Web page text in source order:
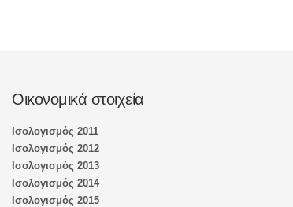
Οικονομικά στοιχεία
Ισολογισμός 2011
Ισολογισμός 2012
Ισολογισμός 2013
Ισολογισμός 2014
Ισολογισμός 2015